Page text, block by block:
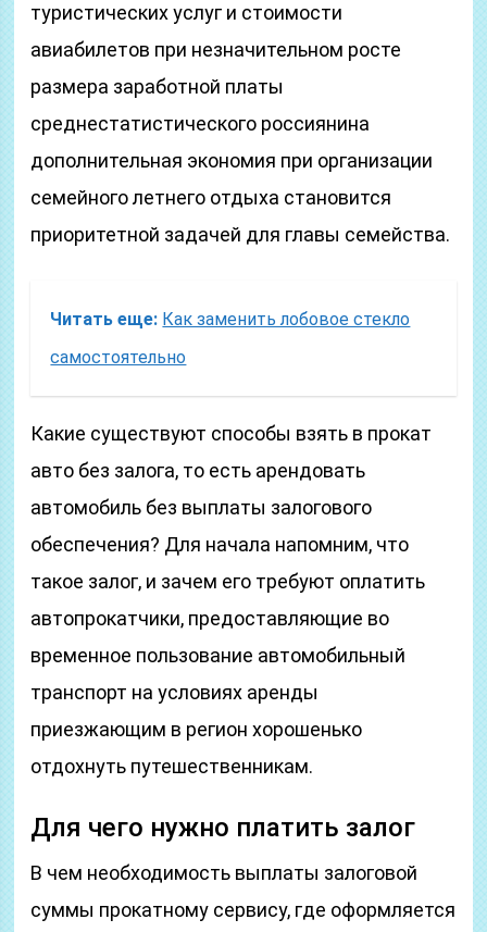
туристических услуг и стоимости
авиабилетов при незначительном росте
размера заработной платы
среднестатистического россиянина
дополнительная экономия при организации
семейного летнего отдыха становится
приоритетной задачей для главы семейства.
Читать еще: Как заменить лобовое стекло
самостоятельно
Какие существуют способы взять в прокат
авто без залога, то есть арендовать
автомобиль без выплаты залогового
обеспечения? Для начала напомним, что
такое залог, и зачем его требуют оплатить
автопрокатчики, предоставляющие во
временное пользование автомобильный
транспорт на условиях аренды
приезжающим в регион хорошенько
отдохнуть путешественникам.
Для чего нужно платить залог
В чем необходимость выплаты залоговой
суммы прокатному сервису, где оформляется